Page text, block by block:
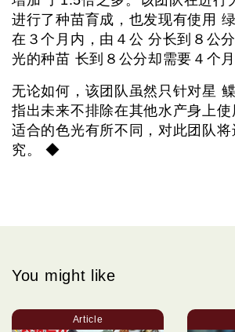
进行了种苗育成，也发现有使用
在３个月内，由４公 分长到８公
光的种苗 长到８公分却需要４
无论如何，该团队虽然只针对星
指出未来不排除在其他水产身上
适合的色光有所不同，对此团队
究。 ◆
You might like
Article